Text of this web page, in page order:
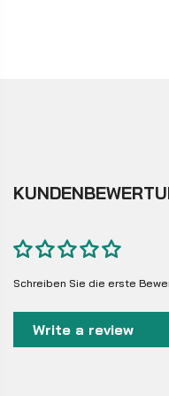
Schreiben Sie die erste
Write a review